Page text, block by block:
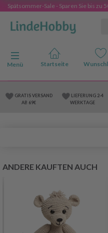
Spätsommer-Sale - Sparen Sie bis zu
Anzeige ändern
Menü
GRATIS VERSAND
AB 69€
LIEFERUNG 2-4
WERKTAGE
ANDERE KAUFTEN AUCH